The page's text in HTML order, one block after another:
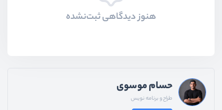
هنوز دیدگاهی ثبت‌نشده
حسام موسوی
طراح و برنامه نویس